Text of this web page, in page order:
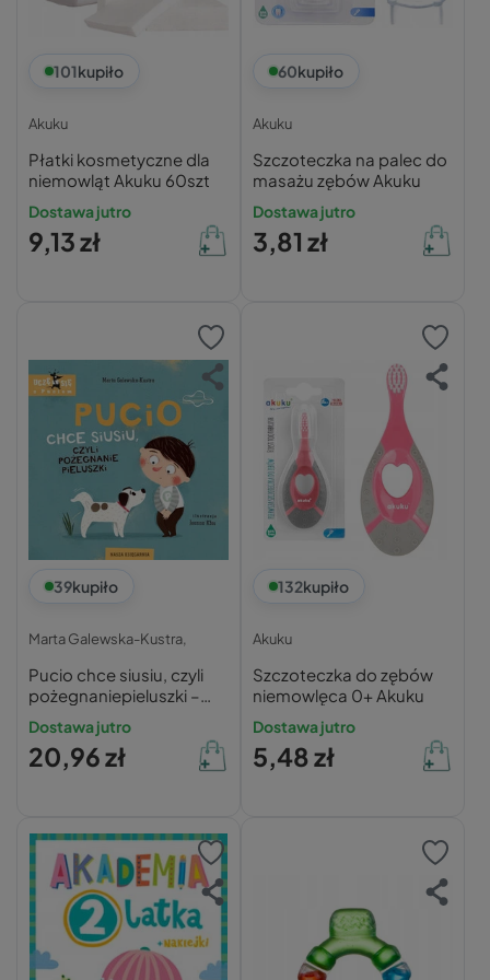
101kupiło
Akuku
Płatki kosmetyczne dla
niemowląt Akuku 60szt
Dostawa jutro
9,13 zł
60kupiło
Akuku
Szczoteczka na palec do
masażu zębów Akuku
Dostawa jutro
3,81 zł
39kupiło
Marta Galewska-Kustra,
Pucio chce siusiu, czyli
pożegnaniepieluszki –
Marta Galewska-Kustra
Dostawa jutro
20,96 zł
132kupiło
Akuku
Szczoteczka do zębów
niemowlęca 0+ Akuku
Dostawa jutro
5,48 zł